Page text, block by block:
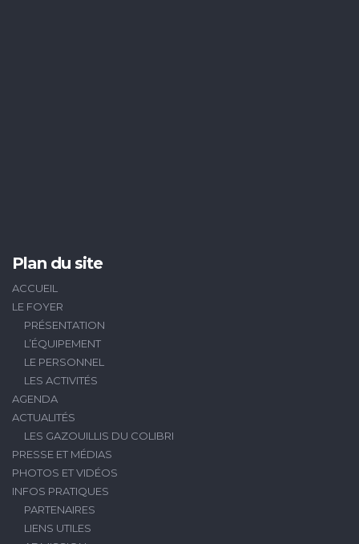
Plan du site
ACCUEIL
LE FOYER
PRÉSENTATION
L’ÉQUIPEMENT
LE PERSONNEL
LES ACTIVITÉS
AGENDA
ACTUALITÉS
LES GAZOUILLIS DU COLIBRI
PRESSE ET MÉDIAS
PHOTOS ET VIDÉOS
INFOS PRATIQUES
PARTENAIRES
LIENS UTILES